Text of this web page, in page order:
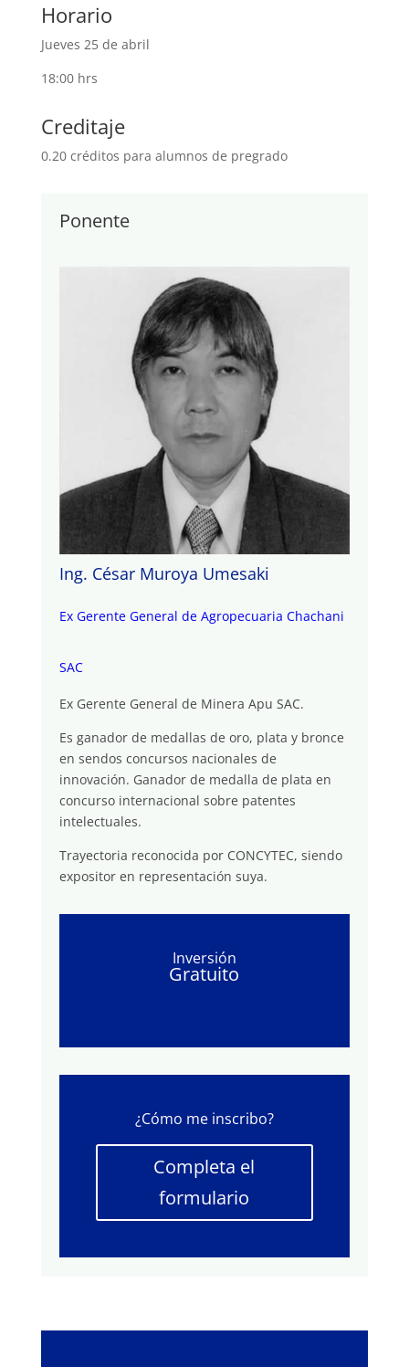
Horario
Jueves 25 de abril
18:00 hrs
Creditaje
0.20 créditos para alumnos de pregrado
Ponente
Ing. César Muroya Umesaki
Ex Gerente General de Agropecuaria Chachani
SAC
Ex Gerente General de Minera Apu SAC.
Es ganador de medallas de oro, plata y bronce
en sendos concursos nacionales de
innovación. Ganador de medalla de plata en
concurso internacional sobre patentes
intelectuales.
Trayectoria reconocida por CONCYTEC, siendo
expositor en representación suya.
Inversión
Gratuito
¿Cómo me inscribo?
Completa el
formulario